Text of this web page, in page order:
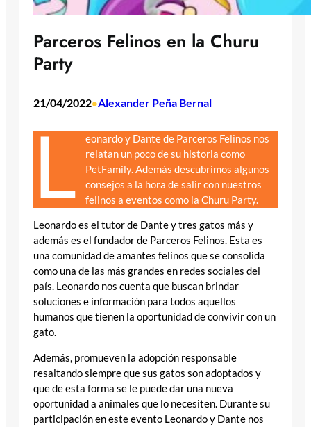
Parceros Felinos en la Churu
Party
21/04/2022•Alexander Peña Bernal
L
eonardo y Dante de Parceros Felinos nos
relatan un poco de su historia como
PetFamily. Además descubrimos algunos
consejos a la hora de salir con nuestros
felinos a eventos como la Churu Party.
Leonardo es el tutor de Dante y tres gatos más y
además es el fundador de Parceros Felinos. Esta es
una comunidad de amantes felinos que se consolida
como una de las más grandes en redes sociales del
país. Leonardo nos cuenta que buscan brindar
soluciones e información para todos aquellos
humanos que tienen la oportunidad de convivir con un
gato.
Además, promueven la adopción responsable
resaltando siempre que sus gatos son adoptados y
que de esta forma se le puede dar una nueva
oportunidad a animales que lo necesiten. Durante su
participación en este evento Leonardo y Dante nos